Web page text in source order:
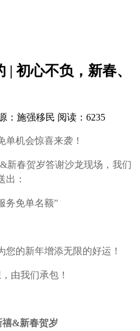
初心不负，新春、
： 施强移民 阅读： 6235
单机会惊喜来袭！
新春贺岁答谢沙龙现场，我们
出：
务免单名额”
您的新年增添无限的好运！
由我们承包！
禧&新春贺岁